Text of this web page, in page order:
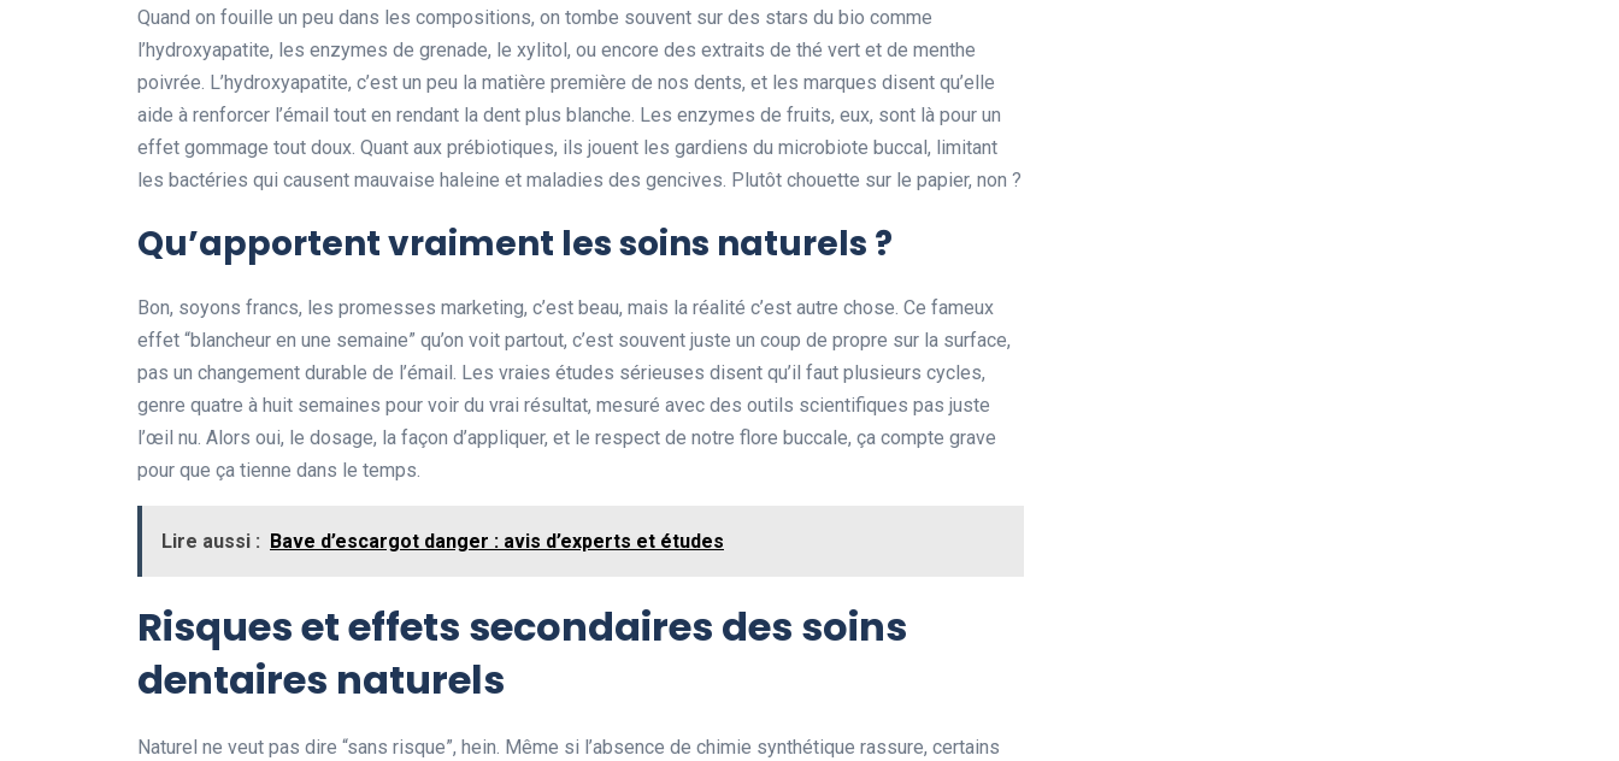
Quand on fouille un peu dans les compositions, on tombe souvent sur des stars du bio comme
l’hydroxyapatite, les enzymes de grenade, le xylitol, ou encore des extraits de thé vert et de menthe
poivrée. L’hydroxyapatite, c’est un peu la matière première de nos dents, et les marques disent qu’elle
aide à renforcer l’émail tout en rendant la dent plus blanche. Les enzymes de fruits, eux, sont là pour un
effet gommage tout doux. Quant aux prébiotiques, ils jouent les gardiens du microbiote buccal, limitant
les bactéries qui causent mauvaise haleine et maladies des gencives. Plutôt chouette sur le papier, non ?
Qu’apportent vraiment les soins naturels ?
Bon, soyons francs, les promesses marketing, c’est beau, mais la réalité c’est autre chose. Ce fameux
effet “blancheur en une semaine” qu’on voit partout, c’est souvent juste un coup de propre sur la surface,
pas un changement durable de l’émail. Les vraies études sérieuses disent qu’il faut plusieurs cycles,
genre quatre à huit semaines pour voir du vrai résultat, mesuré avec des outils scientifiques pas juste
l’œil nu. Alors oui, le dosage, la façon d’appliquer, et le respect de notre flore buccale, ça compte grave
pour que ça tienne dans le temps.
Lire aussi : Bave d’escargot danger : avis d’experts et études
Risques et effets secondaires des soins
dentaires naturels
Naturel ne veut pas dire “sans risque”, hein. Même si l’absence de chimie synthétique rassure, certains